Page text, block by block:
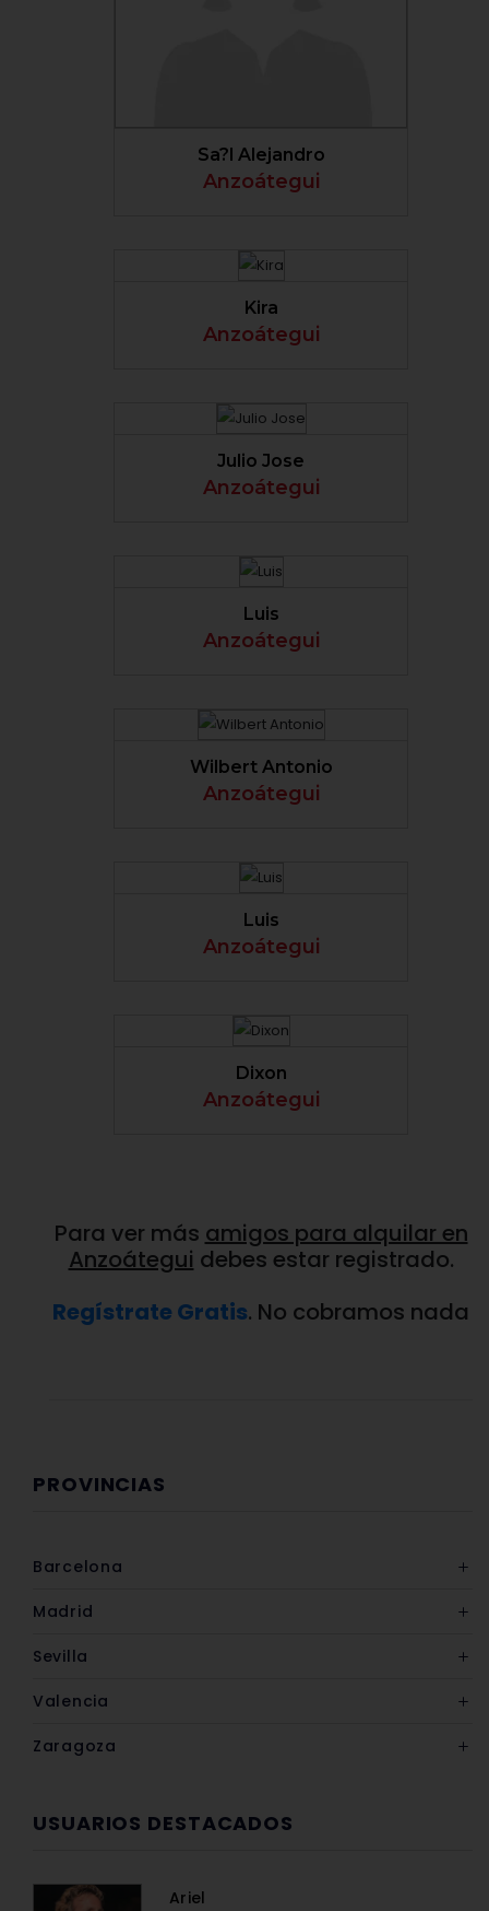
Sa?l Alejandro
Anzoátegui
Kira
Anzoátegui
Julio Jose
Anzoátegui
Luis
Anzoátegui
Wilbert Antonio
Anzoátegui
Luis
Anzoátegui
Dixon
Anzoátegui
Para ver más amigos para alquilar en
Anzoátegui debes estar registrado.
Regístrate Gratis. No cobramos nada
PROVINCIAS
Barcelona
Madrid
Sevilla
Valencia
Zaragoza
USUARIOS DESTACADOS
Ariel